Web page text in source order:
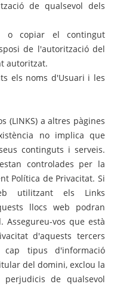
de qualsevol dels
o copiar el contingut
de l'autorització del
autoritzat.
els noms d'Usuari i les
(LINKS) a altres pàgines
no implica que
continguts i serveis.
controlades per la
Política de Privacitat. Si
utilitzant els Links
llocs web podran
Assegureu-vos que està
d'aquests tercers
tipus d'informació
del domini, exclou la
de qualsevol